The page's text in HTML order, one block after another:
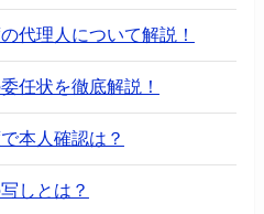
代理人について解説！
任状を徹底解説！
本人確認は？
しとは？